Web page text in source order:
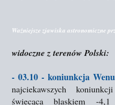
Ważniejsze zjawiska astronomiczne
widoczne z terenów Polski:
- 03.10 - koniunkcja
najciekawszych
świecąca blaskiem -